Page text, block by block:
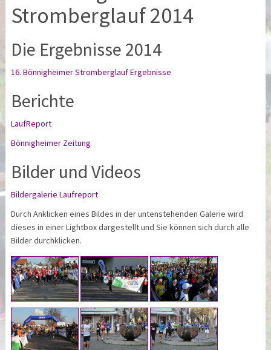
Stromberglauf 2014
Die Ergebnisse 2014
16. Bönnigheimer Stromberglauf Ergebnisse
Berichte
LaufReport
Bönnigheimer Zeitung
Bilder und Videos
Bildergalerie Laufreport
Durch Anklicken eines Bildes in der untenstehenden Galerie wird
dieses in einer Lightbox dargestellt und Sie können sich durch alle
Bilder durchklicken.